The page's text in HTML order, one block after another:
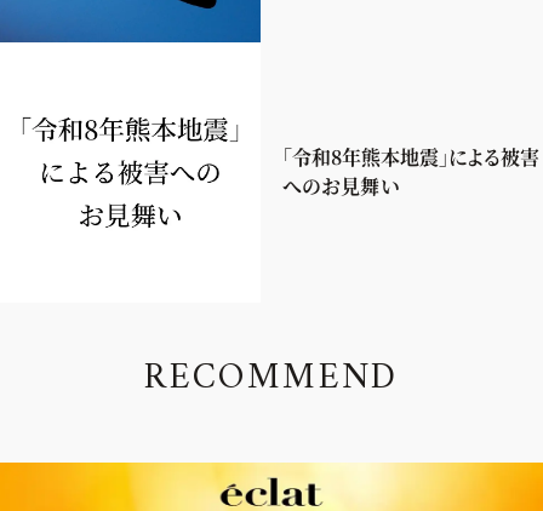
「令和8年熊本地震」による被害
へのお見舞い
RECOMMEND